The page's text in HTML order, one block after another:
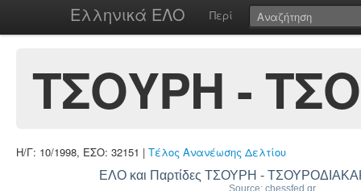
Ελληνικά ΕΛΟ Περί
ΤΣΟΥΡΗ -
Η/Γ: 10/1998, ΕΣΟ: 32151 | Τέλος Ανανέωσης Δελτίου
ΕΛΟ και Παρτίδες ΤΣΟΥΡΗ -
Source: chessfed.gr